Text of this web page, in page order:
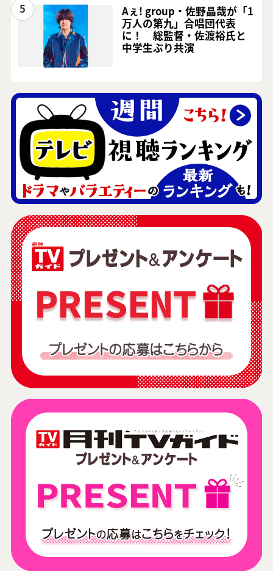
5
Aぇ! group・佐野晶哉が「1
万人の第九」合唱団代表
に！ 総監督・佐渡裕氏と
中学生ぶり共演